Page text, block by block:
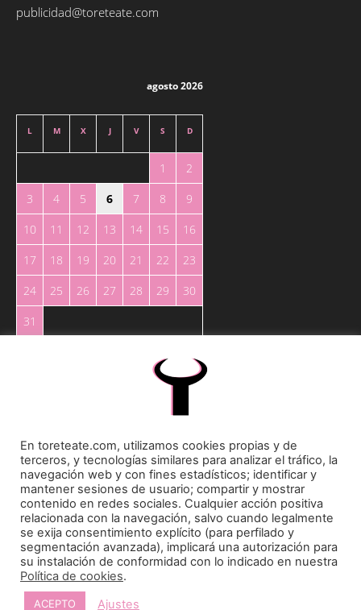
publicidad@toreteate.com
agosto 2026
L M X J V S D
1
2
3
4 5 6 7 8
9
10
11 12 13 14 15
16
17
18 19 20 21 22
23
24
25 26 27 28 29
30
31
Toreteate Ⓒ 2023. Todos los derechos reservados
Diseñado porWelow Marketing
Prohibida la reproducción y utilización total o parcial, por cualquier medio, sin autorización
expresa por escrito.
En toreteate.com, utilizamos cookies propias y de
terceros, y tecnologías similares para analizar el tráfico, la
navegación web y con fines estadísticos; identificar y
mantener sesiones de usuario; compartir y mostrar
contenido en redes sociales. Cualquier acción positiva
relacionada con la navegación, salvo cuando legalmente
se exija consentimiento explícito (para perfilado y
segmentación avanzada), implicará una autorización para
su instalación de conformidad con lo indicado en nuestra
Política de cookies.
ACEPTO Ajustes